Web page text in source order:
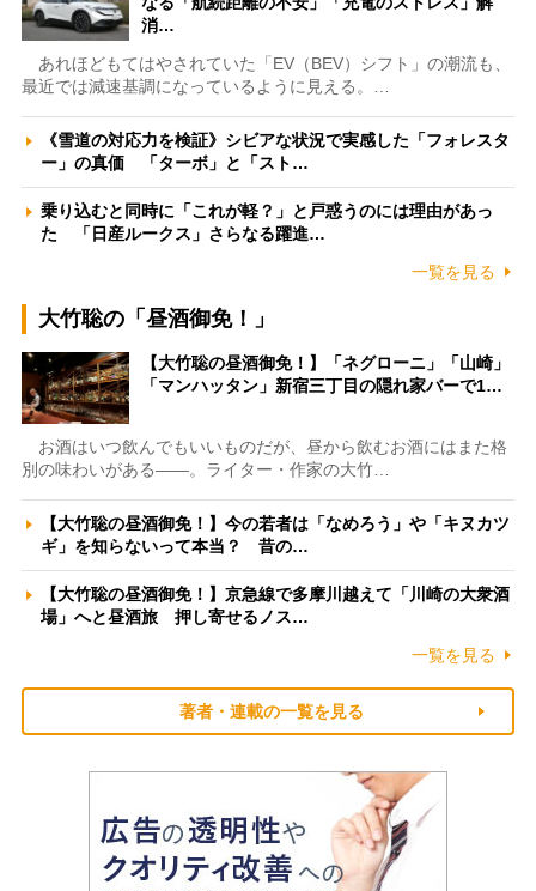
消…
あれほどもてはやされていた「EV（BEV）シフト」の潮流も、
最近では減速基調になっているように見える。…
《雪道の対応力を検証》シビアな状況で実感した「フォレスタ
ー」の真価 「ターボ」と「スト…
乗り込むと同時に「これが軽？」と戸惑うのには理由があっ
た 「日産ルークス」さらなる躍進…
一覧を見る
大竹聡の「昼酒御免！」
【大竹聡の昼酒御免！】「ネグローニ」「山崎」
「マンハッタン」新宿三丁目の隠れ家バーで1…
お酒はいつ飲んでもいいものだが、昼から飲むお酒にはまた格
別の味わいがある――。ライター・作家の大竹…
【大竹聡の昼酒御免！】今の若者は「なめろう」や「キヌカツ
ギ」を知らないって本当？ 昔の…
【大竹聡の昼酒御免！】京急線で多摩川越えて「川崎の大衆酒
場」へと昼酒旅 押し寄せるノス…
一覧を見る
著者・連載の一覧を見る